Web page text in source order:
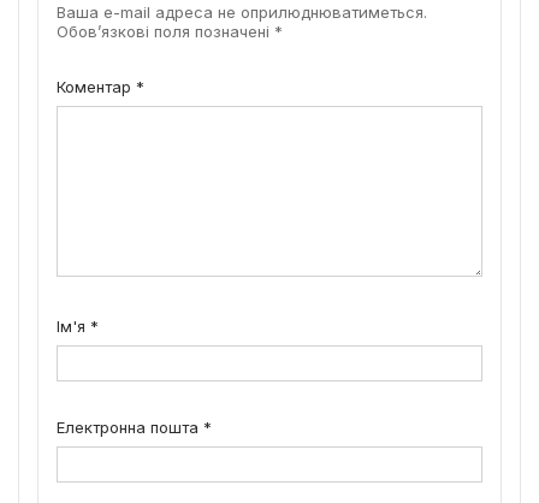
Ваша e-mail адреса не оприлюднюватиметься.
Обов’язкові поля позначені *
Коментар *
Ім'я *
Електронна пошта *